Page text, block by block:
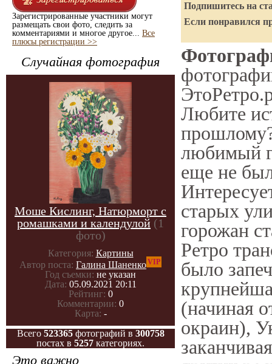
Зарегистрированные участники могут
размещать свои фото, следить за
комментариями и многое другое... Все
плюсы регистрации >>
Случайная фотография
Моше Кислинг, Натюрморт с
ромашками и календулой (1
фото)
Категория: Картины
Автор поста: Галина ШаненкоVIP
Год съемки: не указан
Дата: 05.09.2021 20:11
Рейтинг: 0
Комментарии: 0
Карта: -
Всего 523365фотографий в 300758
постах в 5257 категориях.
Это важно
Подпишитесь на
Если понравился
Любите
любимый
еще не
старых
горожан
Ретро
было
(начиная
окраин),